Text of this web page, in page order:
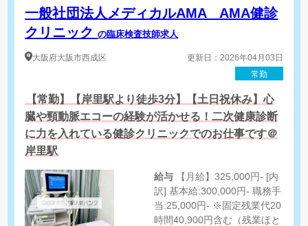
一般社団法人メディカルAMA AMA健診
クリニックの臨床検査技師求人
大阪府大阪市西成区
更新日：2026年04月03日
常勤
【常勤】【岸里駅より徒歩3分】【土日祝休み】心
臓や頸動脈エコーの経験が活かせる！二次健康診断
に力を入れている健診クリニックでのお仕事です＠
岸里駅
給与
訳] 基本給:300,000円- 職務手
当:25,000円- ※固定残業代20
時間40,900円含む（残業ほと